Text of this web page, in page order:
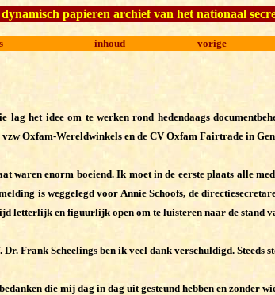
papieren archief van het nationaal
inhoud vorige
lag het idee om te werken rond hedendaags
Oxfam-Wereldwinkels en de CV Oxfam Fairtrade in
waren enorm boeiend. Ik moet in de eerste plaats alle
is weggelegd voor Annie Schoofs, de
letterlijk en figuurlijk open om te luisteren naar de stand
Frank Scheelings ben ik veel dank verschuldigd. Steeds
die mij dag in dag uit gesteund hebben en zonder